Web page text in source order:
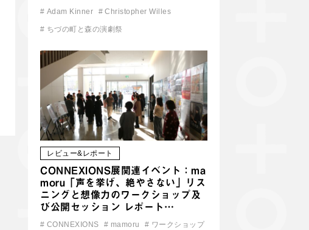
# Adam Kinner # Christopher Willes
# ちづの町と森の演劇祭
レビュー&レポート
CONNEXIONS展関連イベント：ma
moru「声を挙げ、絶やさない」リス
ニングと想像力のワークショップ及
び公開セッション レポート…
# CONNEXIONS # mamoru # ワークショップ